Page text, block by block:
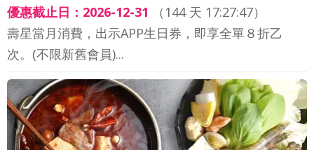
優惠截止日：2026-12-31 （ 144 天 17:27:44）
壽星當月消費，出示APP生日券，即享全單８折乙
次。(不限新舊會員)...